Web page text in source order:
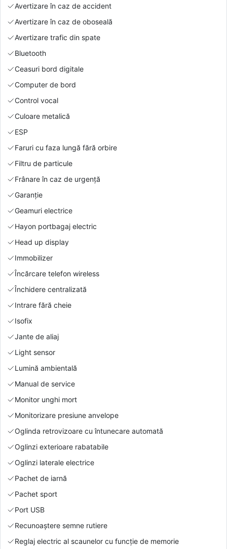
Avertizare în caz de accident
Avertizare în caz de oboseală
Avertizare trafic din spate
Bluetooth
Ceasuri bord digitale
Computer de bord
Control vocal
Culoare metalică
ESP
Faruri cu faza lungă fără orbire
Filtru de particule
Frânare în caz de urgență
Garanție
Geamuri electrice
Hayon portbagaj electric
Head up display
Immobilizer
Încărcare telefon wireless
Închidere centralizată
Intrare fără cheie
Isofix
Jante de aliaj
Light sensor
Lumină ambientală
Manual de service
Monitor unghi mort
Monitorizare presiune anvelope
Oglinda retrovizoare cu întunecare automată
Oglinzi exterioare rabatabile
Oglinzi laterale electrice
Pachet de iarnă
Pachet sport
Port USB
Recunoaștere semne rutiere
Reglaj electric al scaunelor cu funcție de memorie